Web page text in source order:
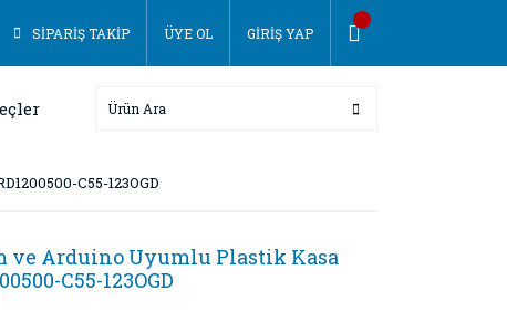
SİPARİŞ TAKİP ÜYE OL GİRİŞ YAP
C55-123OGD
ve Arduino Uyumlu Plastik Kasa
C55-123OGD